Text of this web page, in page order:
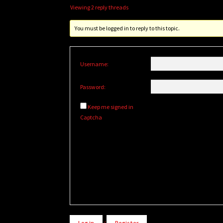
Viewing 2 reply threads
You must be logged in to reply to this topic.
Username:
Password:
Keep me signed in
Captcha